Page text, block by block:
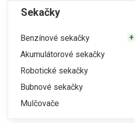
Sekačky
Benzínové sekačky
Akumulátorové sekačky
Robotické sekačky
Bubnové sekačky
Mulčovače